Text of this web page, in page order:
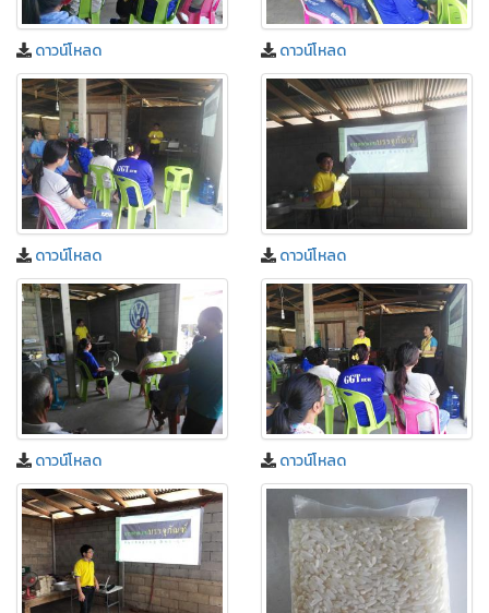
ดาวน์โหลด ดาวน์โหลด
ดาวน์โหลด ดาวน์โหลด
ดาวน์โหลด ดาวน์โหลด